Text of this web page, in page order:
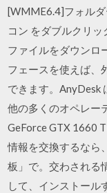
[WMME6.4]フォル
コン をダブルクリ
ファイルをダウンロ
フェースを使えば、
できます。AnyDesk
他の多くのオペレー
GeForce GTX 1660
情報を交換するなら
板」で。交わされる
して、インストール